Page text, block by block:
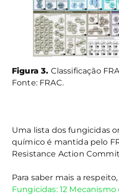
Figura 3. Classificação
Fonte: FRAC.
Uma lista dos fungicidas
químico é mantida pelo
Resistance Action
Para saber mais a
Fungicidas: 12